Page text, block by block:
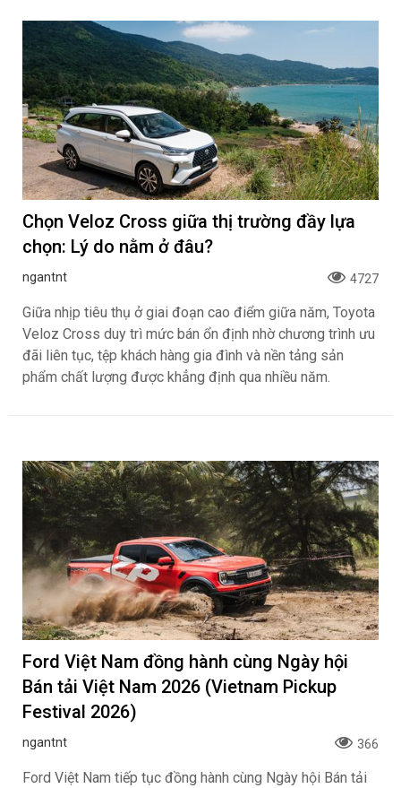
Chọn Veloz Cross giữa thị trường đầy lựa
chọn: Lý do nằm ở đâu?
ngantnt 4727
Giữa nhịp tiêu thụ ở giai đoạn cao điểm giữa năm, Toyota
Veloz Cross duy trì mức bán ổn định nhờ chương trình ưu
đãi liên tục, tệp khách hàng gia đình và nền tảng sản
phẩm chất lượng được khẳng định qua nhiều năm.
Ford Việt Nam đồng hành cùng Ngày hội
Bán tải Việt Nam 2026 (Vietnam Pickup
Festival 2026)
ngantnt 366
Ford Việt Nam tiếp tục đồng hành cùng Ngày hội Bán tải